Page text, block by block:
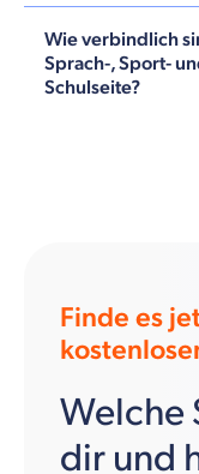
Wie verbindlich
Sprach-, Sport-
Schulseite?
Finde es
Welche
dir und